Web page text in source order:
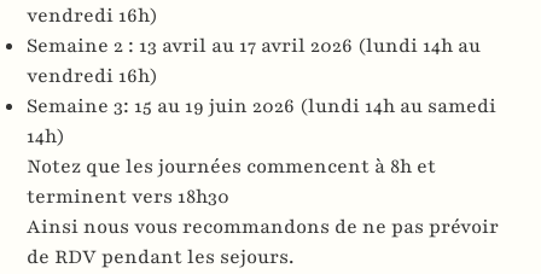
vendredi 16h)
Semaine 2 : 13 avril au 17 avril 2026 (lundi 14h au
vendredi 16h)
Semaine 3: 15 au 19 juin 2026 (lundi 14h au samedi
14h)
Notez que les journées commencent à 8h et
terminent vers 18h30
Ainsi nous vous recommandons de ne pas prévoir
de RDV pendant les sejours.